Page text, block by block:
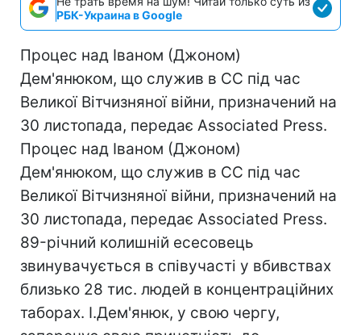
РБК-Украина в Google
Процес над Іваном (Джоном)
Дем'янюком, що служив в СС під час
Великої Вітчизняної війни, призначений на
30 листопада, передає Associated Press.
Процес над Іваном (Джоном)
Дем'янюком, що служив в СС під час
Великої Вітчизняної війни, призначений на
30 листопада, передає Associated Press.
89-річний колишній есесовець
звинувачується в співучасті у вбивствах
близько 28 тис. людей в концентраційних
таборах. І.Дем'янюк, у свою чергу,